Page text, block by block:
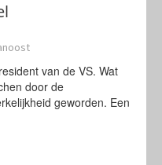
van de VS. Wat
door de
geworden. Een